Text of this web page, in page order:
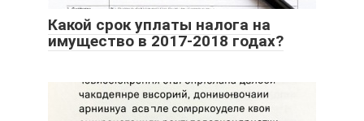
Какой срок уплаты налога на
имущество в 2017-2018 годах?